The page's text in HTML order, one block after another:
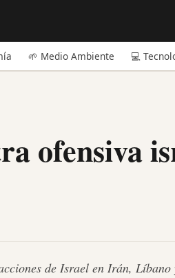
🌱 Medio Ambiente 💻
ofensiva
de Israel en Irán,